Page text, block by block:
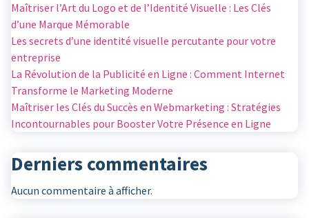
Maîtriser l’Art du Logo et de l’Identité Visuelle : Les Clés
d’une Marque Mémorable
Les secrets d’une identité visuelle percutante pour votre
entreprise
La Révolution de la Publicité en Ligne : Comment Internet
Transforme le Marketing Moderne
Maîtriser les Clés du Succès en Webmarketing : Stratégies
Incontournables pour Booster Votre Présence en Ligne
Derniers commentaires
Aucun commentaire à afficher.